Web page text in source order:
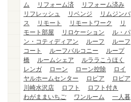
ム
リフォーム済
リフォーム済み
リフレッシュ
リベンジ
リムジンバ
ス
リモート リモートワーク
リ
モート部屋
リロケーション
ル・パ
ン・コティディアン
ルーフ
ルーフ
コート
ルーフバルコニー
ループ
橋
ルームシェア
ルララこうほく
レンガ
ローン ローン控除
ロイ
ヤルホームセンター
ロピア
ロピア
川崎水沢店
ロフト
ロフト付き
わがままいちご
ワンルーム
一人暮